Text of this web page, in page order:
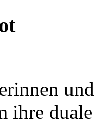
ihre